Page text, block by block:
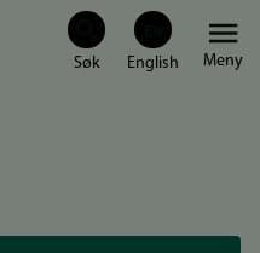
Meny